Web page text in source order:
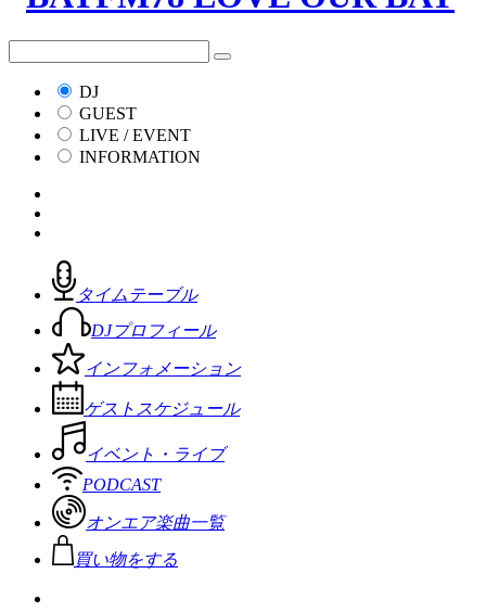
DJ
GUEST
LIVE / EVENT
INFORMATION
タイムテーブル
DJプロフィール
インフォメーション
ゲストスケジュール
イベント・ライブ
PODCAST
オンエア楽曲一覧
買い物をする